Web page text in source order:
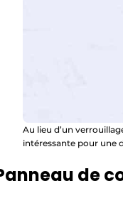
Au lieu d’un
intéressante pour une
de